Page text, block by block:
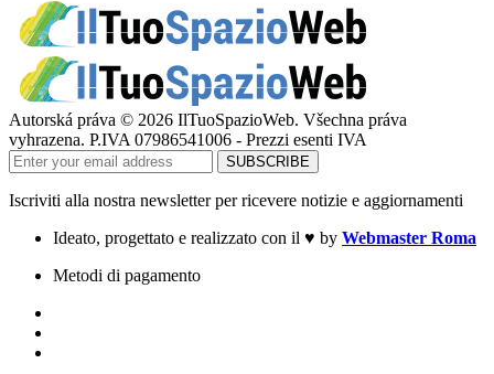
Autorská práva © 2026 IlTuoSpazioWeb. Všechna práva
vyhrazena. P.IVA 07986541006 - Prezzi esenti IVA
Iscriviti alla nostra newsletter per ricevere notizie e aggiornamenti
Ideato, progettato e realizzato con il ♥ by Webmaster Roma
Metodi di pagamento